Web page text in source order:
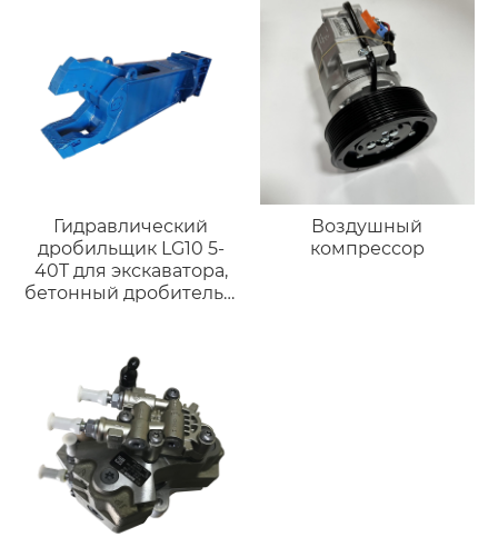
Гидравлический
дробильщик LG10 5-
40T для экскаватора,
бетонный дробитель с
сноса.
Воздушный
компрессор